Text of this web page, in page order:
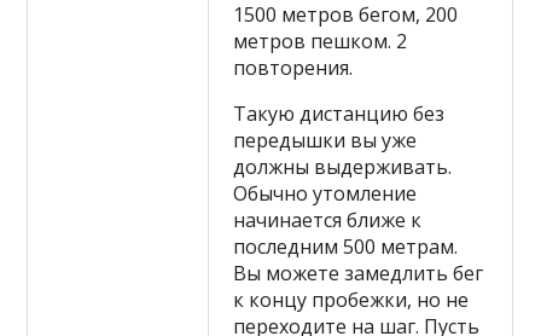
1500 метров бегом, 200
метров пешком. 2
повторения.
Такую дистанцию без
передышки вы уже
должны выдерживать.
Обычно утомление
начинается ближе к
последним 500 метрам.
Вы можете замедлить бег
к концу пробежки, но не
переходите на шаг. Пусть